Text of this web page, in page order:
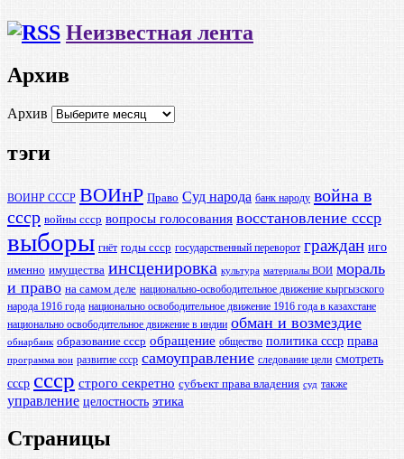
Неизвестная лента
Архив
Архив
тэги
ВОИНР СССР ВОИнР Право Суд народа банк народу война в
ссср войны ссср вопросы голосования восстановление ссср
выборы гнёт годы ссср государственный переворот граждан иго
именно имущества инсценировка культура материалы ВОИ мораль
и право на самом деле национально-освободительное движение кыргызского
народа 1916 года национально освободительное движение 1916 года в казахстане
национально освободительное движение в индии обман и возмездие
обнарбанк образование ссср обращение общество политика ссср права
программа вои развитие ссср самоуправление следование цели смотреть
ссср ссср строго секретно субъект права владения суд также
управление целостность этика
Страницы